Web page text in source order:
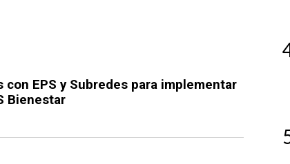
EPS y Subredes para implementar
Bienestar